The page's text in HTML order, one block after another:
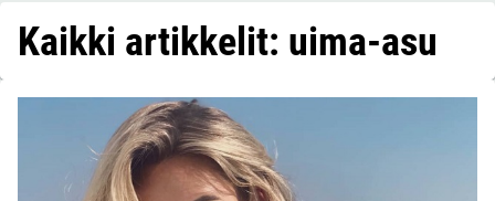
Kaikki artikkelit: uima-asu